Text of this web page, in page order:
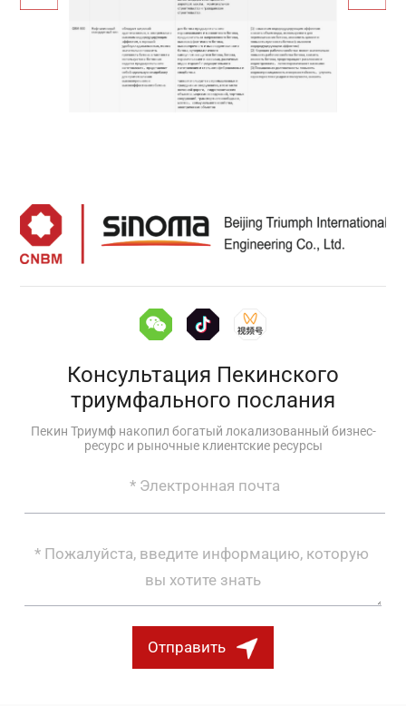
Консультация Пекинского
триумфального послания
Пекин Триумф накопил богатый локализованный бизнес-
ресурс и рыночные клиентские ресурсы
Отправить